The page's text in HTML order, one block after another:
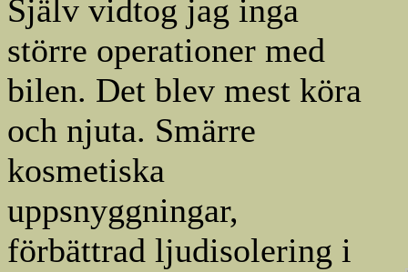
Själv vidtog jag inga
större operationer med
bilen. Det blev mest köra
och njuta. Smärre
kosmetiska
uppsnyggningar,
förbättrad ljudisolering i